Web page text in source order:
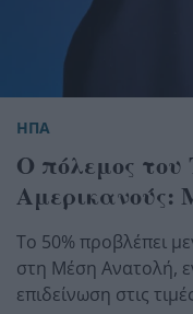
ΗΠΑ
Ο πόλεμος
Αμερικανούς:
Το 50% προβλέπει
στη Μέση Ανατολή,
επιδείνωση στις